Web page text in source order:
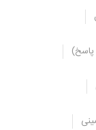
رو می باشد که
که ترک دوباره
که فرد تریاک را ترک می کند با مدت 12 روز دچار خماری